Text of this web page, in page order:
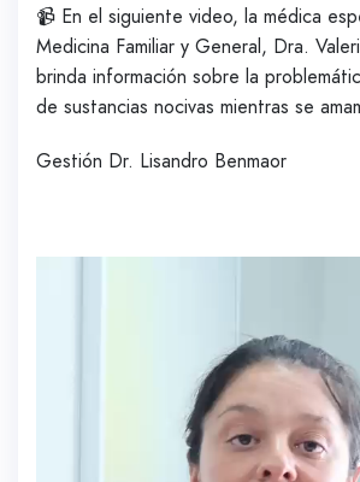
📹 En el siguiente video, la médica
Medicina Familiar y General, Dra.
brinda información sobre la
de sustancias nocivas mientras se
Gestión Dr. Lisandro Benmaor